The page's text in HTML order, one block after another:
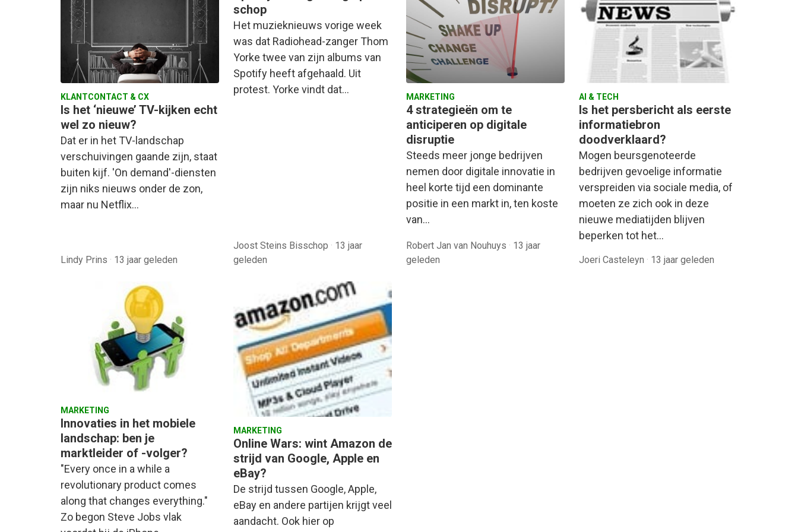
KLANTCONTACT & CX
Is het ‘nieuwe’ TV-kijken echt
wel zo nieuw?
Dat er in het TV-landschap
verschuivingen gaande zijn, staat
buiten kijf. 'On demand'-diensten
zijn niks nieuws onder de zon,
maar nu Netflix…
Lindy Prins · 13 jaar geleden
schop
Het muzieknieuws vorige week
was dat Radiohead-zanger Thom
Yorke twee van zijn albums van
Spotify heeft afgehaald. Uit
protest. Yorke vindt dat…
Joost Steins Bisschop · 13 jaar
geleden
MARKETING
4 strategieën om te
anticiperen op digitale
disruptie
Steeds meer jonge bedrijven
nemen door digitale innovatie in
heel korte tijd een dominante
positie in een markt in, ten koste
van…
Robert Jan van Nouhuys · 13 jaar
geleden
AI & TECH
Is het persbericht als eerste
informatiebron
doodverklaard?
Mogen beursgenoteerde
bedrijven gevoelige informatie
verspreiden via sociale media, of
moeten ze zich ook in deze
nieuwe mediatijden blijven
beperken tot het…
Joeri Casteleyn · 13 jaar geleden
MARKETING
Innovaties in het mobiele
landschap: ben je
marktleider of -volger?
"Every once in a while a
revolutionary product comes
along that changes everything."
Zo begon Steve Jobs vlak
MARKETING
Online Wars: wint Amazon de
strijd van Google, Apple en
eBay?
De strijd tussen Google, Apple,
eBay en andere partijen krijgt veel
aandacht. Ook hier op